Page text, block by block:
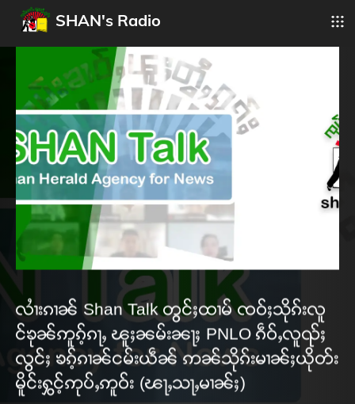
SHAN's Radio
လၢႆးၵၢၼ် Shan Talk တွင်ႈထၢမ် ၸဝ်ႈသိုၵ်းလူ
င်ၶုၼ်ဢူၵ့်ၵႃႇ ၽူႈၼမ်းၼႃႈ PNLO ၵဵဝ်ႇလူၺ်ႈ
လွင်ႈ ၶၵ့်ၵၢၼ်ငမ်းယဵၼ် ဢၼ်သိုၵ်းမၢၼ်ႈယိုတ်း
မိူင်းႁွင့်ဢုပ်ႇဢူဝ်း (ၽႃႇသႃႇမၢၼ်ႈ)